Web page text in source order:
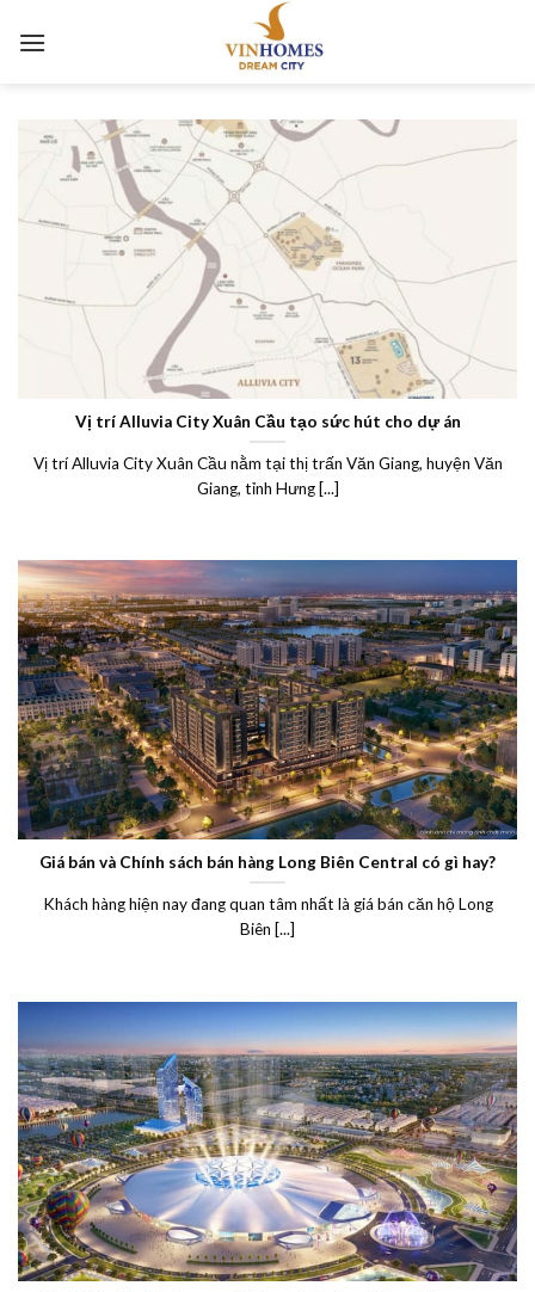
Vị trí Alluvia City Xuân Cầu tạo sức hút cho dự án
Vị trí Alluvia City Xuân Cầu nằm tại thị trấn Văn Giang, huyện Văn
Giang, tỉnh Hưng [...]
Giá bán và Chính sách bán hàng Long Biên Central có gì hay?
Khách hàng hiện nay đang quan tâm nhất là giá bán căn hộ Long
Biên [...]